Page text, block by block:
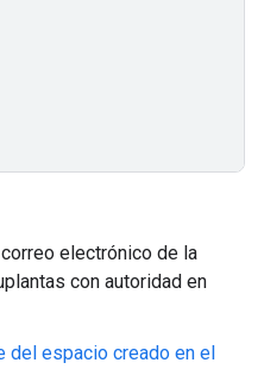
electrónico de la
con autoridad en
del espacio creado en el